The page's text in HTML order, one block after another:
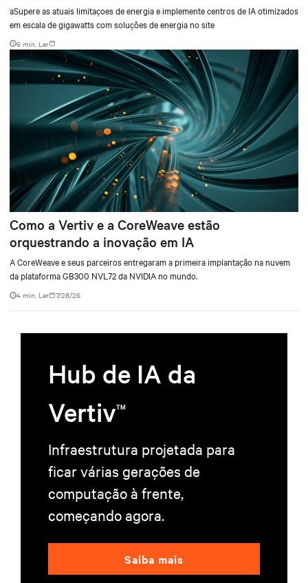
aSupere as atuais limitaçoes de energia e implemente centros de IA otimizados
em escala de gigawatts com soluções de energia no site
6 min. Ler
Como a Vertiv e a CoreWeave estão
orquestrando a inovação em IA
A CoreWeave e seus parceiros entregaram a primeira implantação na nuvem
da plataforma GB300 NVL72 da NVIDIA no mundo.
4 min. Ler 7/28/26
Hub de IA da
VertivTM
Infraestrutura projetada para
ficar várias gerações de
computação à frente,
começando agora.
Saiba mais